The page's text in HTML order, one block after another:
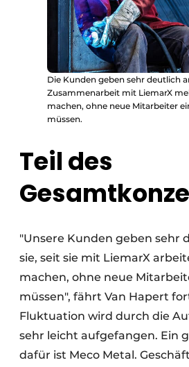
Die Kunden geben sehr deutlich
Zusammenarbeit mit LiemarX
machen, ohne neue Mitarbeiter
müssen.
Teil des
"Unsere Kunden geben sehr
sie, seit sie mit LiemarX
machen, ohne neue
müssen", fährt Van Hapert
Fluktuation wird durch die
sehr leicht aufgefangen. Ein
dafür ist Meco Metal.